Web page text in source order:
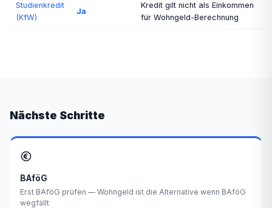
Studienkredit
(KfW)
Ja
Kredit gilt nicht als Einkommen
für Wohngeld-Berechnung
Nächste Schritte
BAföG
Erst BAföG prüfen — Wohngeld ist die Alternative wenn BAföG
wegfällt